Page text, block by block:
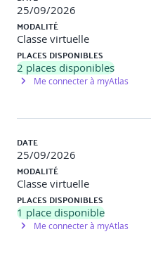
Aucun
Méthodes et moyens
ancrer la démarche dans
jeux en binômes ou en
mise en situation, analyse
présentées sont fournies à
ajustées au besoin
pédagogique.
Méthodes pédagogiques
sur le guide « Lutter contre
25/09/2026
MODALITÉ
Classe virtuelle
PLACES DISPONIBLES
2 places disponibles
Me connecter à myAtlas
DATE
25/09/2026
MODALITÉ
Classe virtuelle
PLACES DISPONIBLES
1 place disponible
Me connecter à myAtlas